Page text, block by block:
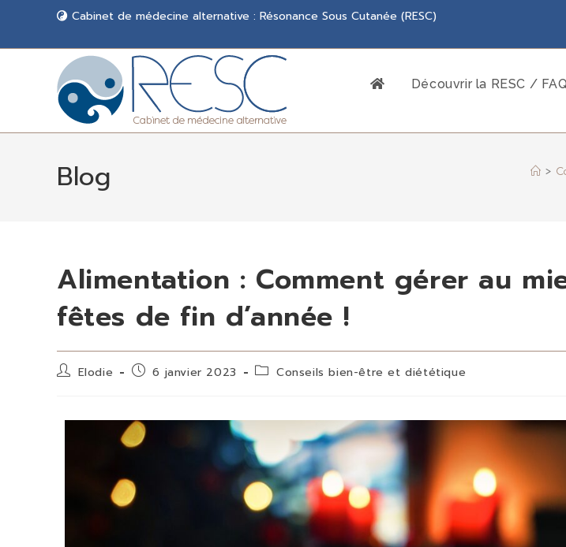
Cabinet de médecine alternative : Résonance Sous Cutanée (RESC)
Découvrir la RESC / FAQ
Blog >
Alimentation : Comment gérer au
fêtes de fin d’année !
Elodie 6 janvier 2023 Conseils bien-être et diététique